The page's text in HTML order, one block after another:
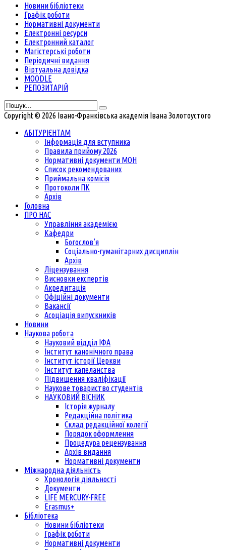
Новини бібліотеки
Графік роботи
Нормативні документи
Електронні ресурси
Електронний каталог
Магістерські роботи
Періодичні видання
Віртуальна довідка
MOODLE
РЕПОЗИТАРІЙ
Copyright © 2026 Івано-Франківська академія Івана Золотоустого
АБІТУРІЄНТАМ
Інформація для вступника
Правила прийому 2026
Нормативні документи МОН
Список рекомендованих
Приймальна комісія
Протоколи ПК
Архів
Головна
ПРО НАС
Управління академією
Кафедри
Богослов’я
Соціально-гуманітарних дисциплін
Архів
Ліцензування
Висновки експертів
Акредитація
Офіційні документи
Вакансії
Асоціація випускників
Новини
Наукова робота
Науковий відділ ІФА
Інститут канонічного права
Інститут історії Церкви
Інститут капеланства
Підвищення кваліфікації
Наукове товариство студентів
НАУКОВИЙ ВІСНИК
Історія журналу
Редакційна політика
Склад редакційної колегії
Порядок оформлення
Процедура рецензування
Архів видання
Нормативні документи
Міжнародна діяльність
Хронологія діяльності
Документи
LIFE MERCURY-FREE
Erasmus+
Бібліотека
Новини бібліотеки
Графік роботи
Нормативні документи